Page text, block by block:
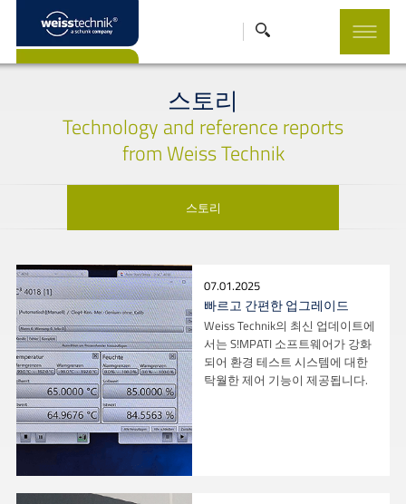
스토리
Technology and reference reports
from Weiss Technik
스토리
07.01.2025
빠르고 간편한 업그레이드
Weiss Technik의 최신 업데이트에
서는 S!MPATI 소프트웨어가 강화
되어 환경 테스트 시스템에 대한
탁월한 제어 기능이 제공됩니다.